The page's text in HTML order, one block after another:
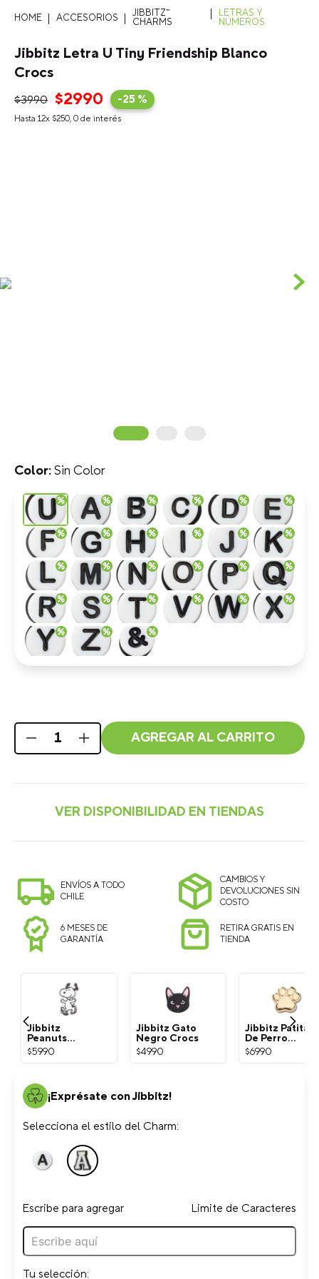
ACCESORIOS
JIBBITZ™
CHARMS
LETRAS Y
NÚMEROS
Jibbitz Letra U Tiny Friendship Blanco
Crocs
$3990 $2990 -25 %
Hasta 12x $250, 0 de interés
Sin Color
AGREGAR AL CARRITO
ENVÍOS A TODO
CHILE
CAMBIOS Y
DEVOLUCIONES SIN
COSTO
6 MESES DE
GARANTÍA
RETIRA GRATIS EN
TIENDA
Jibbitz
Peanuts
Snoopy
Blanco Crocs
$5990
Jibbitz Gato
Negro Crocs
$4990
Jibbitz Patita
De Perro
Dorada Crocs
$6990
¡Exprésate con Jibbitz!
Selecciona el estilo del Charm:
Escribe para agregar Limite de Caracteres
Tu selección: